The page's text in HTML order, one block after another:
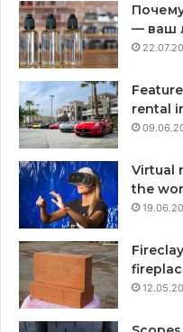
— ваш
rental
Virtual
the